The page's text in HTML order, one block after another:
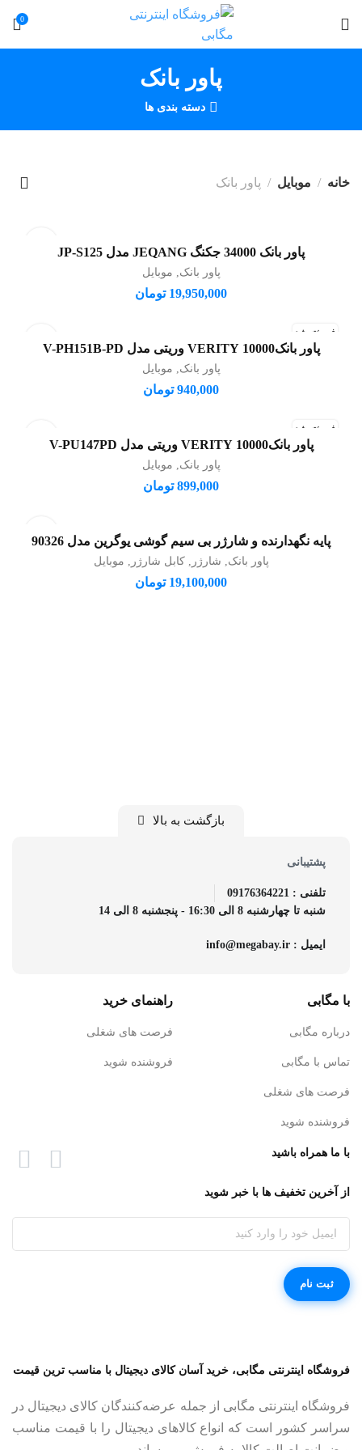
0
پاور بانک
دسته بندی ها
خانه موبایل پاور بانک
افزودن به سبد خرید پاور بانک 34000 جکنگ JEQANG مدل JP-S125
پاور بانک موبایل
19,950,000 تومان
فروخته شد
اطلاعات بیشتر پاور بانک10000 VERITY وریتی مدل V-PH151B-PD
پاور بانک موبایل
940,000 تومان
فروخته شد
اطلاعات بیشتر پاور بانک10000 VERITY وریتی مدل V-PU147PD
پاور بانک موبایل
899,000 تومان
افزودن به سبد خرید
پایه نگهدارنده و شارژر بی سیم گوشی یوگرین مدل 90326
پاور بانک شارژر ,کابل شارژر موبایل
19,100,000 تومان
بازگشت به بالا
پشتیبانی
تلفنی : 09176364221
شنبه تا چهارشنبه 8 الی 16:30 - پنجشنبه 8 الی 14
ایمیل : info@megabay.ir
با مگابی
درباره مگابی
تماس با مگابی
فرصت های شغلی
فروشنده شوید
راهنمای خرید
فرصت های شغلی
فروشنده شوید
با ما همراه باشید
از آخرین تخفیف ها با خبر شوید
فروشگاه اینترنتی مگابی، خرید آسان کالای دیجیتال با مناسب ترین قیمت
فروشگاه اینترنتی مگابی از جمله عرضه‌کنندگان کالای دیجیتال در
سراسر کشور است که انواع کالاهای دیجیتال را با قیمت مناسب